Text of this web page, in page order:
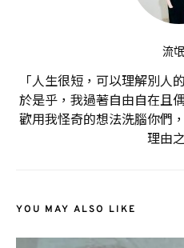
流
「人生很短，可以理解別人
於是乎，我過著自由自在且
歡用我怪奇的想法洗腦你們
理由
YOU MAY ALSO LIKE